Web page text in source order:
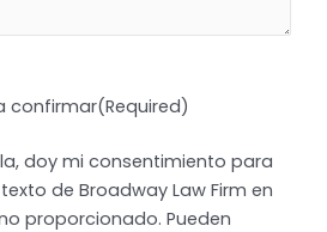
confirmar(Required)
doy mi consentimiento para
de Broadway Law Firm en
proporcionado. Pueden